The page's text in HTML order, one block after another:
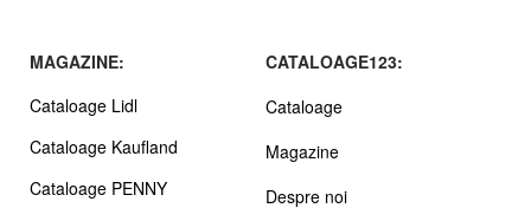
MAGAZINE:
Cataloage Lidl
Cataloage Kaufland
Cataloage PENNY
CATALOAGE123:
Cataloage
Magazine
Despre noi